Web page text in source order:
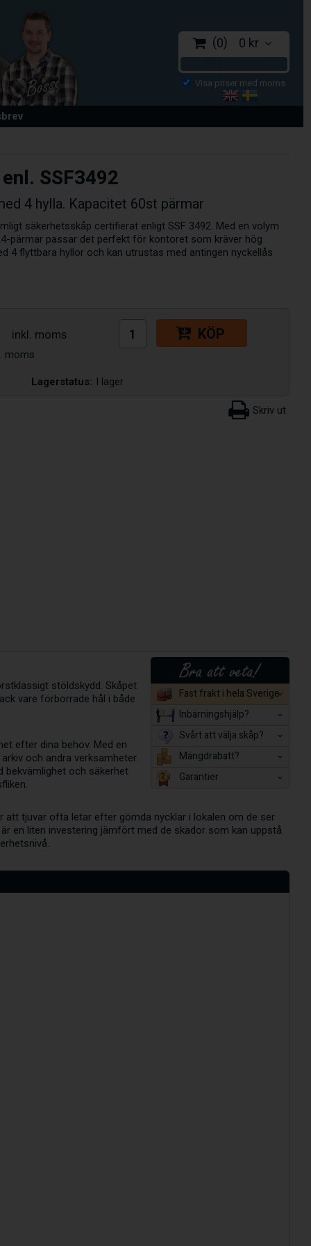
0 0 kr
SSF3492
4 hylla. Kapacitet 60st pärmar
säkerhetsskåp certifierat enligt SSF 3492. Med en volym
pärmar passar det perfekt för kontoret som kräver hög
4 flyttbara hyllor och kan utrustas med antingen nyckellås
KÖP
Lagerstatus: I lager
Fast frakt i hela Sverige
Inbärningshjälp?
Svårt att välja skåp?
Mängdrabatt?
Garantier
stöldskydd. Skåpet
vare förborrade hål i både
efter dina behov. Med en
och andra verksamheter.
bekvämlighet och säkerhet
tjuvar ofta letar efter gömda nycklar i lokalen om de ser
en liten investering jämfört med de skador som kan uppstå.